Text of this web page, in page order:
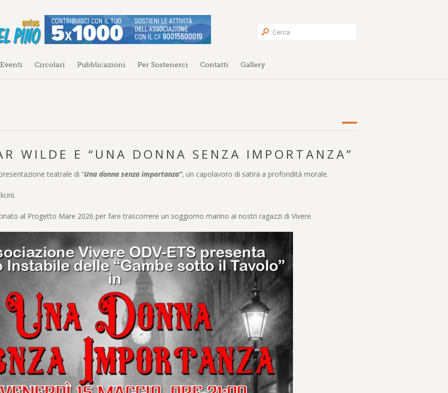
Circolari Pubblicazioni Per Sostenerci Contatti Gallery
WILDE E “UNA DONNA SENZA IMPORTANZA”
teatrale di “Una donna senza importanza”, un capolavoro di satira a profondità morale.
al Progetto Mare 2026 per fare trascorrere un soggiorno marino ai nostri ragazzi di Vivere.